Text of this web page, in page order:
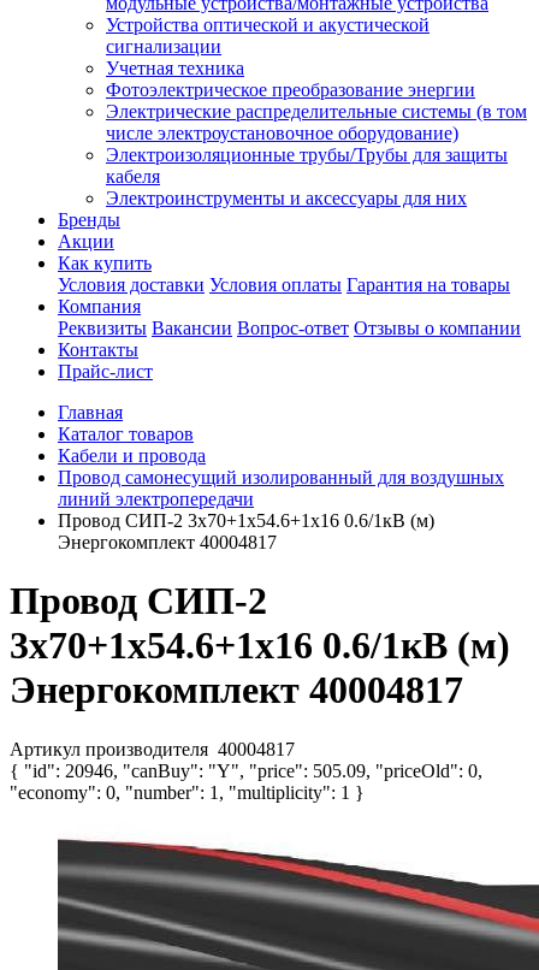
Устройства оптической и акустической
сигнализации
Учетная техника
Фотоэлектрическое преобразование энергии
Электрические распределительные системы (в том
числе электроустановочное оборудование)
Электроизоляционные трубы/Трубы для защиты
кабеля
Электроинструменты и аксессуары для них
Бренды
Акции
Как купить
Условия доставки Условия оплаты Гарантия на товары
Компания
Реквизиты Вакансии Вопрос-ответ Отзывы о компании
Контакты
Прайс-лист
Главная
Каталог товаров
Кабели и провода
Провод самонесущий изолированный для воздушных
линий электропередачи
Провод СИП-2 3х70+1х54.6+1х16 0.6/1кВ (м)
Энергокомплект 40004817
Провод СИП-2
3х70+1х54.6+1х16 0.6/1кВ (м)
Энергокомплект 40004817
Артикул производителя 40004817
{ "id": 20946, "canBuy": "Y", "price": 505.09, "priceOld": 0,
"economy": 0, "number": 1, "multiplicity": 1 }